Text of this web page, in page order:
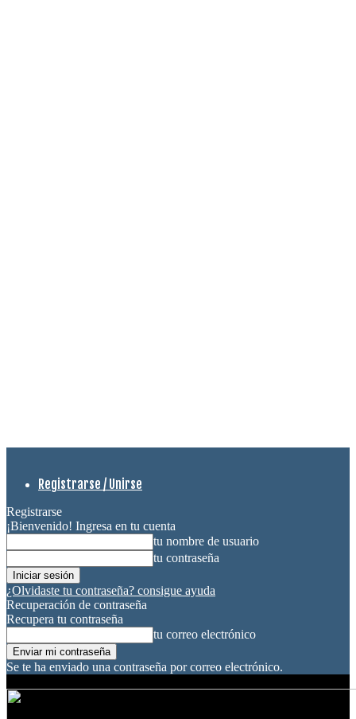
Registrarse / Unirse
Registrarse
¡Bienvenido! Ingresa en tu cuenta
tu nombre de usuario
tu contraseña
¿Olvidaste tu contraseña? consigue ayuda
Recuperación de contraseña
Recupera tu contraseña
tu correo electrónico
Se te ha enviado una contraseña por correo electrónico.